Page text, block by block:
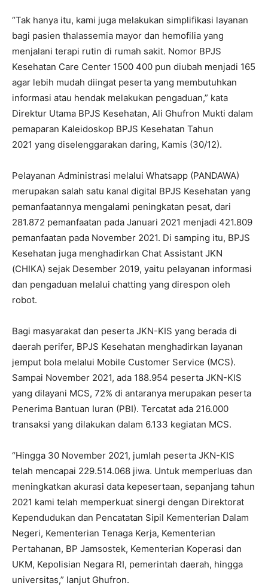
“Tak hanya itu, kami juga melakukan simplifikasi layanan
bagi pasien thalassemia mayor dan hemofilia yang
menjalani terapi rutin di rumah sakit. Nomor BPJS
Kesehatan Care Center 1500 400 pun diubah menjadi 165
agar lebih mudah diingat peserta yang membutuhkan
informasi atau hendak melakukan pengaduan,” kata
Direktur Utama BPJS Kesehatan, Ali Ghufron Mukti dalam
pemaparan Kaleidoskop BPJS Kesehatan Tahun
2021 yang diselenggarakan daring, Kamis (30/12).
Pelayanan Administrasi melalui Whatsapp (PANDAWA)
merupakan salah satu kanal digital BPJS Kesehatan yang
pemanfaatannya mengalami peningkatan pesat, dari
281.872 pemanfaatan pada Januari 2021 menjadi 421.809
pemanfaatan pada November 2021. Di samping itu, BPJS
Kesehatan juga menghadirkan Chat Assistant JKN
(CHIKA) sejak Desember 2019, yaitu pelayanan informasi
dan pengaduan melalui chatting yang direspon oleh
robot.
Bagi masyarakat dan peserta JKN-KIS yang berada di
daerah perifer, BPJS Kesehatan menghadirkan layanan
jemput bola melalui Mobile Customer Service (MCS).
Sampai November 2021, ada 188.954 peserta JKN-KIS
yang dilayani MCS, 72% di antaranya merupakan peserta
Penerima Bantuan Iuran (PBI). Tercatat ada 216.000
transaksi yang dilakukan dalam 6.133 kegiatan MCS.
“Hingga 30 November 2021, jumlah peserta JKN-KIS
telah mencapai 229.514.068 jiwa. Untuk memperluas dan
meningkatkan akurasi data kepesertaan, sepanjang tahun
2021 kami telah memperkuat sinergi dengan Direktorat
Kependudukan dan Pencatatan Sipil Kementerian Dalam
Negeri, Kementerian Tenaga Kerja, Kementerian
Pertahanan, BP Jamsostek, Kementerian Koperasi dan
UKM, Kepolisian Negara RI, pemerintah daerah, hingga
universitas,” lanjut Ghufron.